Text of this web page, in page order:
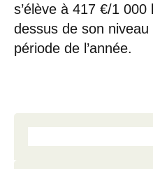
s’élève à 417 €/1
dessus de son
période de l’année.